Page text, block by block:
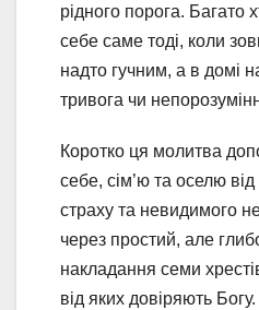
рідного порога. Багато
себе саме тоді, коли
надто гучним, а в домі
тривога чи
Коротко ця молитва
себе, сім’ю та оселю
страху та невидимого
через простий, але
накладання семи
від яких довіряють